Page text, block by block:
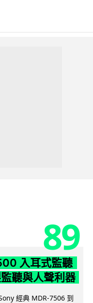
89
入耳式監聽
聽與人聲利器
經典 MDR-7506 到